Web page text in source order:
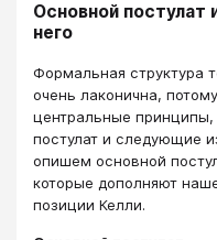
Основной
него
Формальная структура
очень лаконична,
центральные принципы,
постулат и следующие
опишем основной
которые дополняют
позиции Келли.